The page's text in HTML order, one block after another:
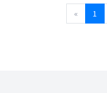
«Previous
1